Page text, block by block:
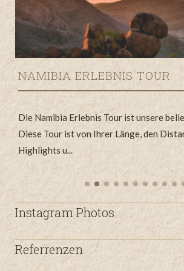
NAMIBIA ERLEBNIS TOUR
Die Namibia Erlebnis Tour ist unsere
Diese Tour ist von Ihrer Länge, den
Highlights u...
Instagram Photos
Referrenzen